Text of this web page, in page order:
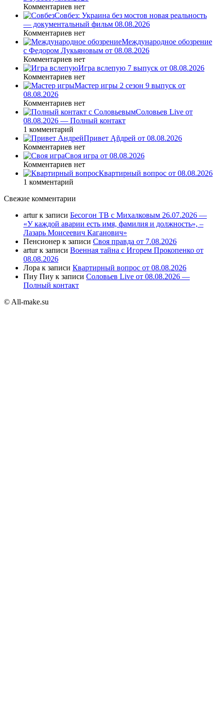
Комментариев нет
Совбез: Украина без мостов новая реальность
— документальный фильм 08.08.2026
Комментариев нет
Международное обозрение
с Федором Лукьяновым от 08.08.2026
Комментариев нет
Игра вслепую 7 выпуск от 08.08.2026
Комментариев нет
Мастер игры 2 сезон 9 выпуск от
08.08.2026
Комментариев нет
Соловьев Live от
08.08.2026 — Полный контакт
1 комментарий
Привет Ąñдpей от 08.08.2026
Комментариев нет
Своя игра от 08.08.2026
Комментариев нет
Квартирный вопрос от 08.08.2026
1 комментарий
Свежие комментарии
arturк записи Бесогон ТВ с Михалковым 26.07.2026 —
«У каждой аварии есть имя, фамилия и должность», –
Лазарь Моисеевич Каганович»
Пенсионер к записи Своя правда от 7.08.2026
arturк записи Военная тайна с Игорем Прокопенко от
08.08.2026
Лора к записи Квартирный вопрос от 08.08.2026
Пиу Пиу к записи Соловьев Live от 08.08.2026 —
Полный контакт
© All-make.su